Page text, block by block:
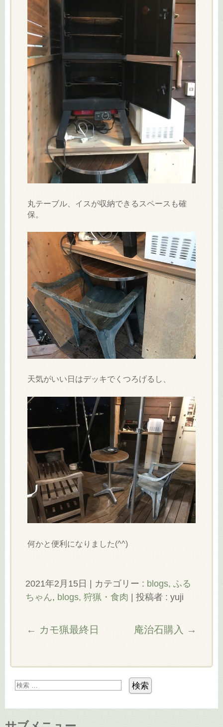
丸テーブル、イスが収納できるスペースも確
保。
天気がいい日はデッキでくつろげるし、
何かと便利になりました(^^)
2021年2月15日 | カテゴリー : blogs, ふる
ちゃん, blogs, 狩猟・食肉 |投稿者 : yuji
← カモ猟最終日 庵治石購入 →